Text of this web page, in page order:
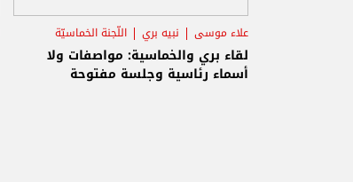
علاء موسى نبيه بري اللّجنة الخماسيّة
لقاء بري والخماسية: مواصفات ولا
أسماء رئاسية وجلسة مفتوحة